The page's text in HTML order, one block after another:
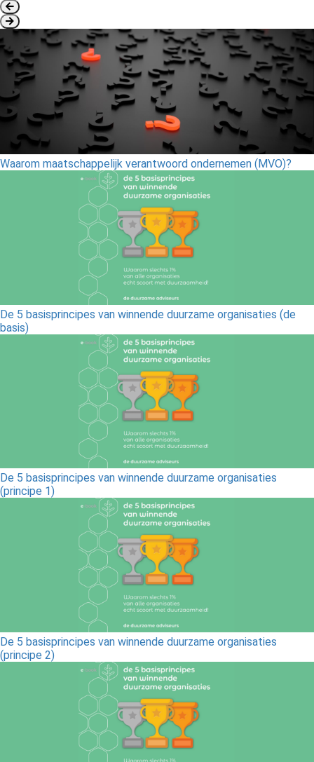
Waarom maatschappelijk verantwoord ondernemen (MVO)?
De 5 basisprincipes van winnende duurzame organisaties (de
basis)
De 5 basisprincipes van winnende duurzame organisaties
(principe 1)
De 5 basisprincipes van winnende duurzame organisaties
(principe 2)